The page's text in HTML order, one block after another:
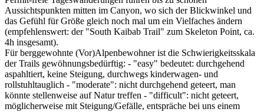
Aussichtspunkten mitten im Canyon, wo sich der Blickwinkel und
das Gefühl für Größe gleich noch mal um ein Vielfaches ändern
(empfehlenswert: der "South Kaibab Trail" zum Skeleton Point, ca.
4h insgesamt).
Für berggewohnte (Vor)Alpenbewohner ist die Schwierigkeitsskala
der Trails gewöhnungsbedürftig: - "easy" bedeutet: durchgehend
aspahltiert, keine Steigung, durchwegs kinderwagen- und
rollstuhltauglich - "moderate": nicht durchgehend geteert, man
könnte stellenweise auf Natur treffen - "difficult": nicht geteert,
möglicherweise mit Steigung/Gefälle, entspräche bei uns einem